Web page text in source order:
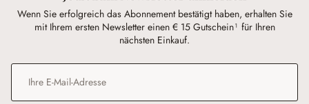
Wenn Sie erfolgreich das Abonnement bestätigt haben, erhalten Sie
mit Ihrem ersten Newsletter einen € 15 Gutschein¹ für Ihren
nächsten Einkauf.
E-Mail-Adresse